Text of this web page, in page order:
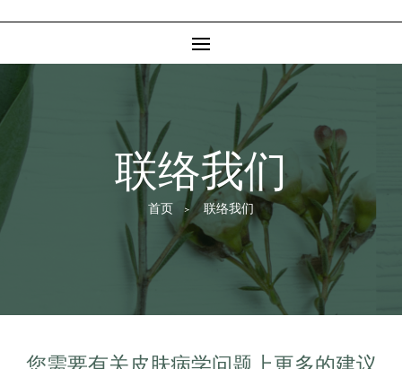
联络我们
首页 Current:
联络我们